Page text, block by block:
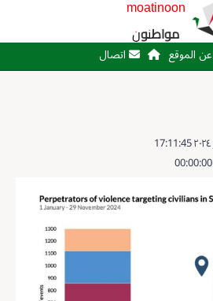
moatinoon
مواطنون
عن الموقع اتصال